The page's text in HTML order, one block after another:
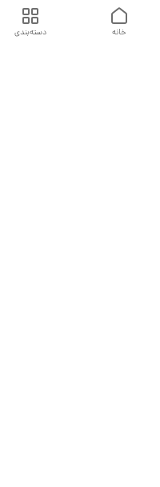
دسته‌بندی خانه